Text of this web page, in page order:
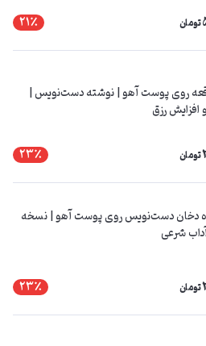
تومان 21٪
روی پوست آهو | نوشته دست‌نویس |
رزق
تومان 23٪
دخان دست‌نویس روی پوست آهو | نسخه
شرعی
تومان 23٪